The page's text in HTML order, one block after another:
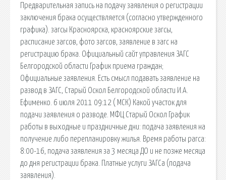
Предварительная запись на подачу заявления о регистрации
заключения брака осуществляется (согласно утвержденного
графика). загсы Красноярска, красноярские загсы,
расписание загсов, фото загсов, заявление в загс на
регистрацию брака. Официальный сайт управления ЗАГС
Белгородской области График приема граждан;
Официальные заявления. Есть смысл подавать заявление на
развод в ЗАГС, Старый Оскол Белгородской области И.А.
Ефименко. 6 июля 2011 09:12 ( МСК) Какой участок для
подачи заявления о разводе. МФЦ Старый Оскол График
работы в выходные и праздничные дни: подача заявления на
получение либо перепланировку жилья. Время работы рагса:
8:00-16, подача заявления за 3 месяца ДО и не позже месяца
до дня регистрации брака. Платные услуги ЗАГСа (подача
заявления).